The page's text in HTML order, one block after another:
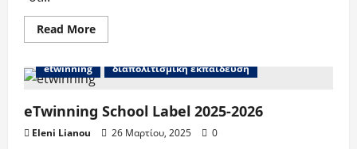
Read MoreRead
more
“οι
γύρω
μας/
traditions
around
etwinning διαπολιτισμική εκπαίδευση
eTwinning School Label 2025-2026
Eleni Lianou 26 Μαρτίου, 2025 0